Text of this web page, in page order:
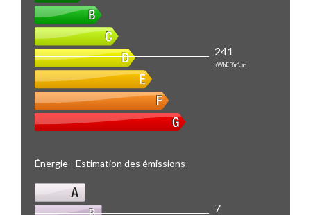
241
kWhEP/m².an
Énergie - Estimation des émissions
7